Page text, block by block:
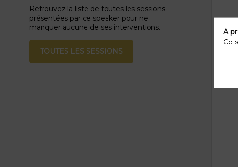
Retrouvez la liste de toutes les sessions
présentées par ce speaker pour ne
manquer aucune de ses interventions.
TOUTES LES SESSIONS
A
Ce